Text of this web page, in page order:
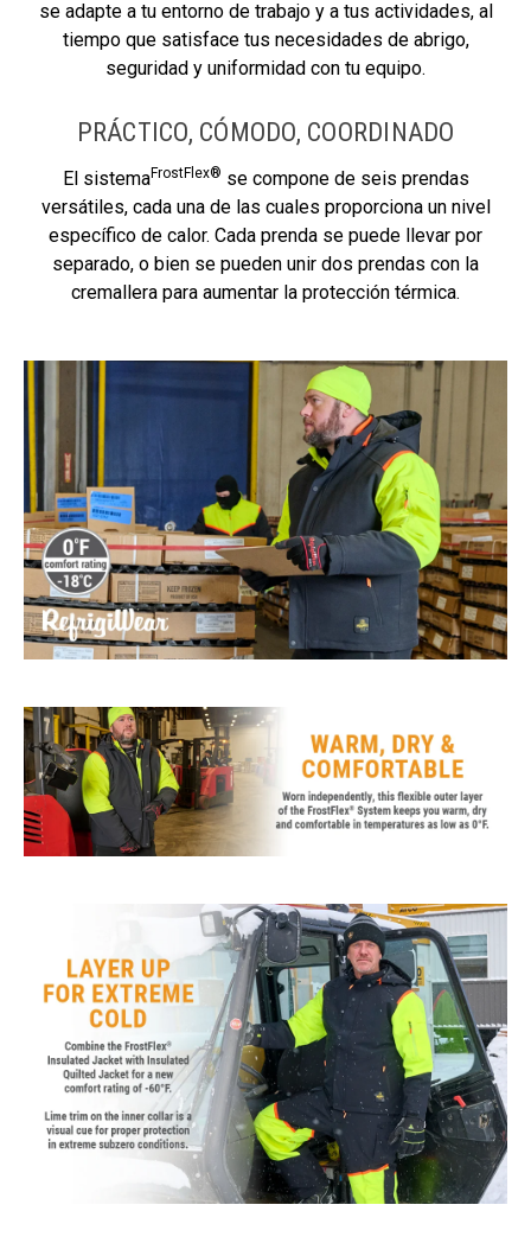
se adapte a tu entorno de trabajo y a tus actividades, al
tiempo que satisface tus necesidades de abrigo,
seguridad y uniformidad con tu equipo.
PRÁCTICO, CÓMODO, COORDINADO
El sistemaFrostFlex® se compone de seis prendas
versátiles, cada una de las cuales proporciona un nivel
específico de calor. Cada prenda se puede llevar por
separado, o bien se pueden unir dos prendas con la
cremallera para aumentar la protección térmica.